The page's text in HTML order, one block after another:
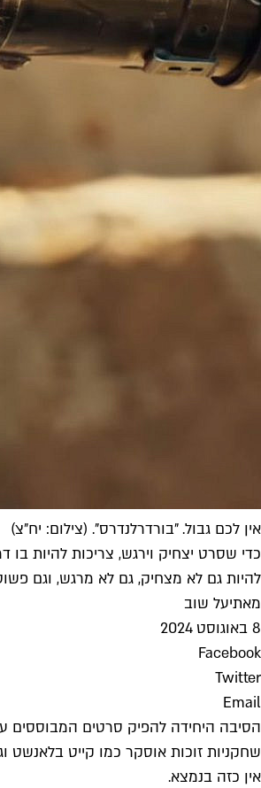
אין לכם גבול. "בורדרלנדרס". (צילום: יח"צ)
כדי שסרט יצחיק וירגש, צריכות להיות
להיות גם לא מצחיק, גם לא מרגש, וגם
מאתיעל שוב
8 באוגוסט 2024
Facebook
Twitter
Email
הסיבה היחידה להפיק סרטים המבוססים
שחקניות זוכות אוסקר כמו קייט בלאנשט
אין כזה בנמצא.